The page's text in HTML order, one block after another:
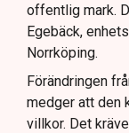
offentlig mark.
Egebäck,
Norrköping.
Förändringen
medger att den
villkor. Det